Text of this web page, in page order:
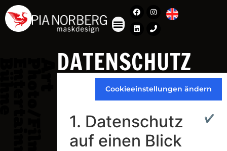
DATENSCHUTZ
Cookieeinstellungen ändern
✔
1. Datenschutz
auf einen Blick